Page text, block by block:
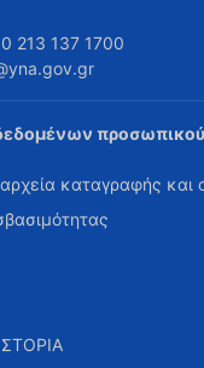
213 137 1700
προσωπικού
αρχεία καταγραφής και